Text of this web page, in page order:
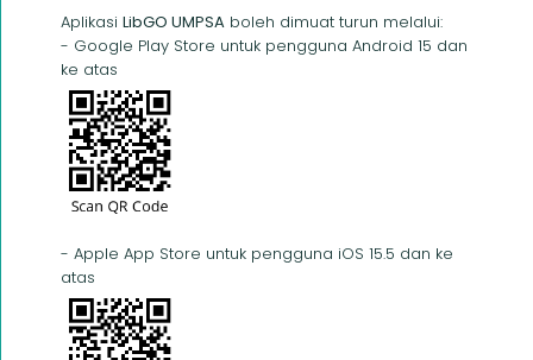
Aplikasi LibGO UMPSA boleh dimuat turun melalui:
- Google Play Store untuk pengguna Android 15 dan
ke atas
- Apple App Store untuk pengguna iOS 15.5 dan ke
atas